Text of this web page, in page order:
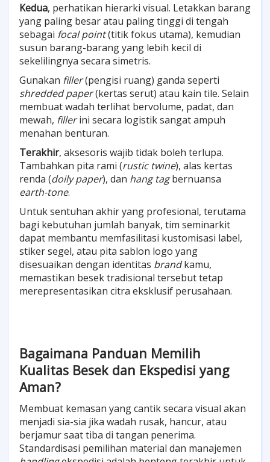
Kedua, perhatikan hierarki visual. Letakkan barang
yang paling besar atau paling tinggi di tengah
sebagai focal point(titik fokus utama), kemudian
susun barang-barang yang lebih kecil di
sekelilingnya secara simetris.
Gunakan filler(pengisi ruang) ganda seperti
shredded paper(kertas serut) atau kain tile. Selain
membuat wadah terlihat bervolume, padat, dan
mewah, fillerini secara logistik sangat ampuh
menahan benturan.
Terakhir, aksesoris wajib tidak boleh terlupa.
Tambahkan pita rami (rustic twine), alas kertas
renda (doily paper), dan hang tagbernuansa
earth-tone.
Untuk sentuhan akhir yang profesional, terutama
bagi kebutuhan jumlah banyak, tim seminarkit
dapat membantu memfasilitasi kustomisasi label,
stiker segel, atau pita sablon logo yang
disesuaikan dengan identitas brandkamu,
memastikan besek tradisional tersebut tetap
merepresentasikan citra eksklusif perusahaan.
Bagaimana Panduan Memilih
Kualitas Besek dan Ekspedisi yang
Aman?
Membuat kemasan yang cantik secara visual akan
menjadi sia-sia jika wadah rusak, hancur, atau
berjamur saat tiba di tangan penerima.
Standardisasi pemilihan material dan manajemen